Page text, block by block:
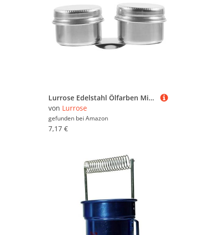
Lurrose Edelstahl Ölfarben Mischbecher mit Deckel Multifunktionaler Malbecher für Öl Wasser Lösungsmittel Tragbarer Künstler Pinselreiniger und Farbbehälter für Outdoor Malerei und
von Lurrose
gefunden bei Amazon
7,17 €